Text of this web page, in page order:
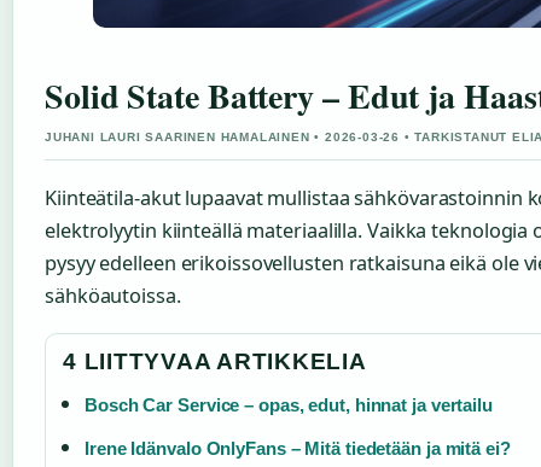
Solid State Battery – Edut ja
JUHANI LAURI SAARINEN HAMALAINEN • 2026-03-26 • TARKISTANUT
Kiinteätila-akut lupaavat mullistaa sähkövarastoinnin
elektrolyytin kiinteällä materiaalilla. Vaikka teknologia
pysyy edelleen erikoissovellusten ratkaisuna eikä ole
sähköautoissa.
4 LIITTYVAA ARTIKKELIA
Bosch Car Service – opas, edut, hinnat ja vertailu
Irene Idänvalo OnlyFans – Mitä tiedetään ja mitä ei?